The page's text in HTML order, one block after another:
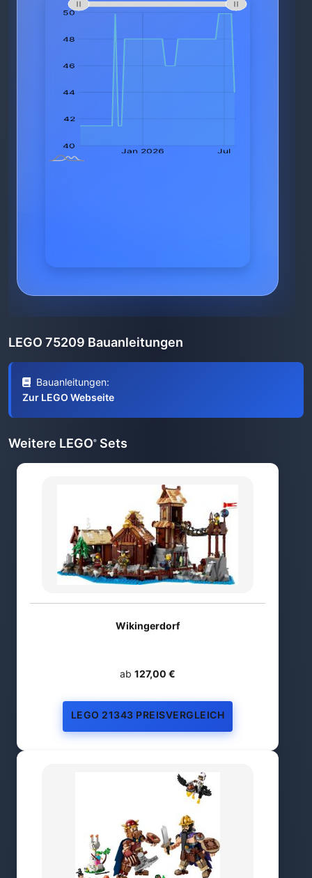
LEGO 75209 Bauanleitungen
Bauanleitungen:
Zur LEGO Webseite
Weitere LEGO® Sets
Wikingerdorf
ab 127,00 €
LEGO 21343 PREISVERGLEICH